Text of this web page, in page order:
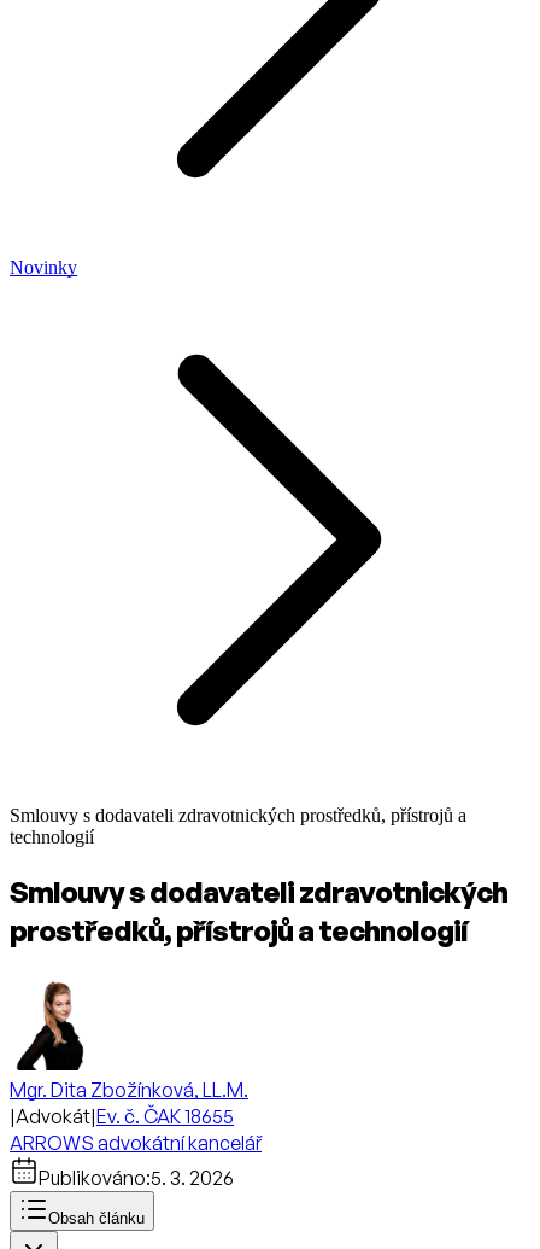
Novinky
Smlouvy s dodavateli zdravotnických prostředků, přístrojů a
technologií
Smlouvy s dodavateli zdravotnických
prostředků, přístrojů a technologií
Mgr. Dita Zbožínková, LL.M.
|Advokát|Ev. č. ČAK 18655
ARROWS advokátní kancelář
Publikováno:5. 3. 2026
Obsah článku